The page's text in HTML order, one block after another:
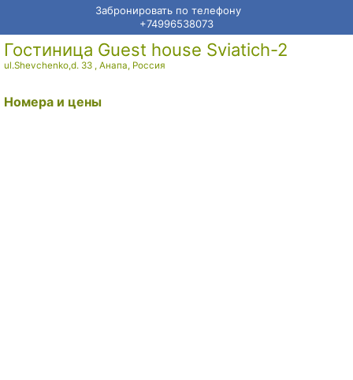
Забронировать по телефону
+74996538073
Гостиница Guest house Sviatich-2
ul.Shevchenko,d. 33 , Анапа, Россия
Номера и цены